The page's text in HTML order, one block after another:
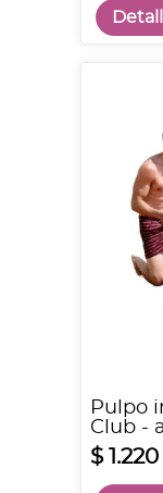
Pulpo
Club -
$ 1.220